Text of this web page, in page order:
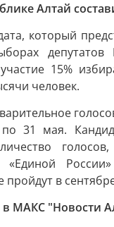
Алтай
который
депутатов
15%
человек.
31 мая.
«Единой
пройдут в
в МАКС "Новости